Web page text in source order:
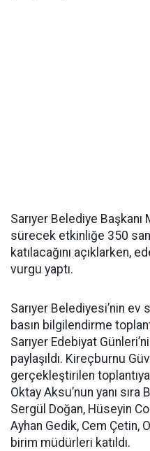
Sarıyer Belediye
sürecek etkinliğe 350
katılacağını açıklarken,
vurgu yaptı.
Sarıyer Belediyesi’nin
basın bilgilendirme
Sarıyer Edebiyat
paylaşıldı. Kireçburnu
gerçekleştirilen
Oktay Aksu’nun yanı sıra
Sergül Doğan, Hüseyin
Ayhan Gedik, Cem Çetin,
birim müdürleri katıldı.